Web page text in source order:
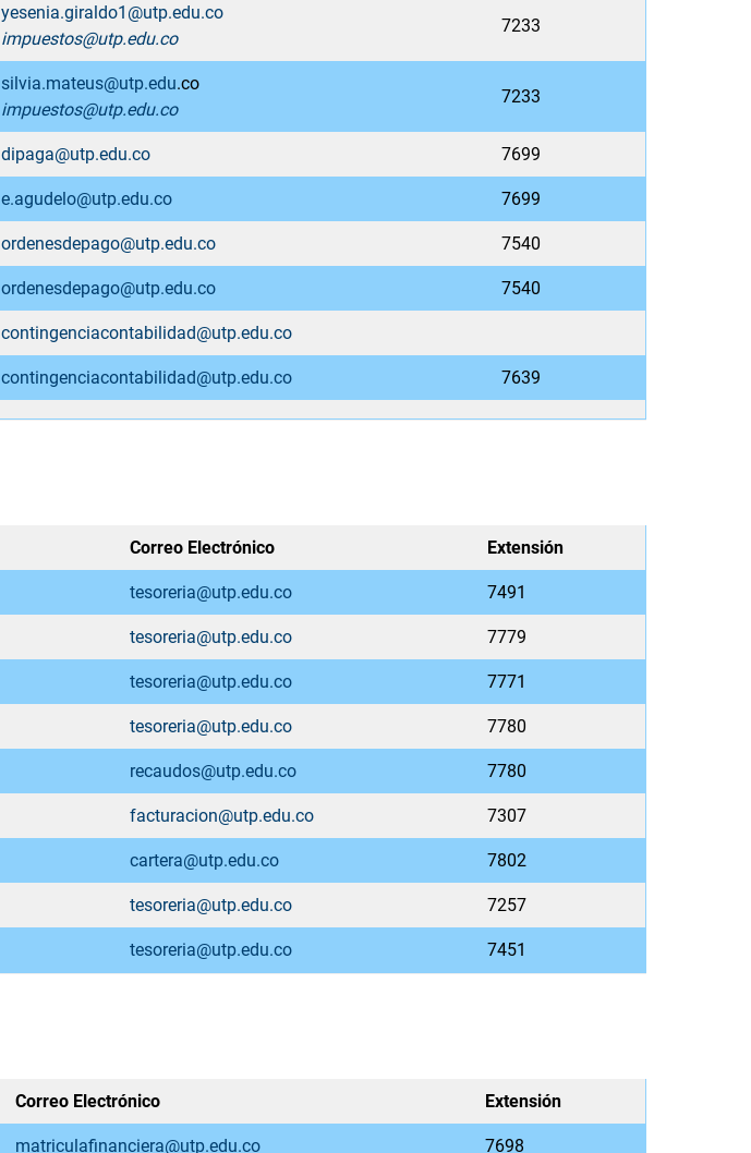
yesenia.giraldo1@utp.edu.co
impuestos@utp.edu.co
7233
silvia.mateus@utp.edu.co
impuestos@utp.edu.co
7233
dipaga@utp.edu.co 7699
e.agudelo@utp.edu.co 7699
ordenesdepago@utp.edu.co 7540
ordenesdepago@utp.edu.co 7540
contingenciacontabilidad@utp.edu.co
contingenciacontabilidad@utp.edu.co 7639
Correo Electrónico Extensión
tesoreria@utp.edu.co 7491
tesoreria@utp.edu.co 7779
tesoreria@utp.edu.co 7771
tesoreria@utp.edu.co 7780
recaudos@utp.edu.co 7780
facturacion@utp.edu.co 7307
cartera@utp.edu.co 7802
tesoreria@utp.edu.co 7257
tesoreria@utp.edu.co 7451
Correo Electrónico Extensión
matriculafinanciera@utp.edu.co 7698